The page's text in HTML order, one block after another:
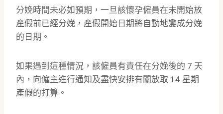
分娩時間未必如預期，一旦該懷孕僱員在未開始放
產假前已經分娩，產假開始日期將自動地變成分娩
的日期。
如果遇到這種情況，該僱員有責任在分娩後的 7 天
內，向僱主進行通知及盡快安排有關放取 14 星期
產假的打算。